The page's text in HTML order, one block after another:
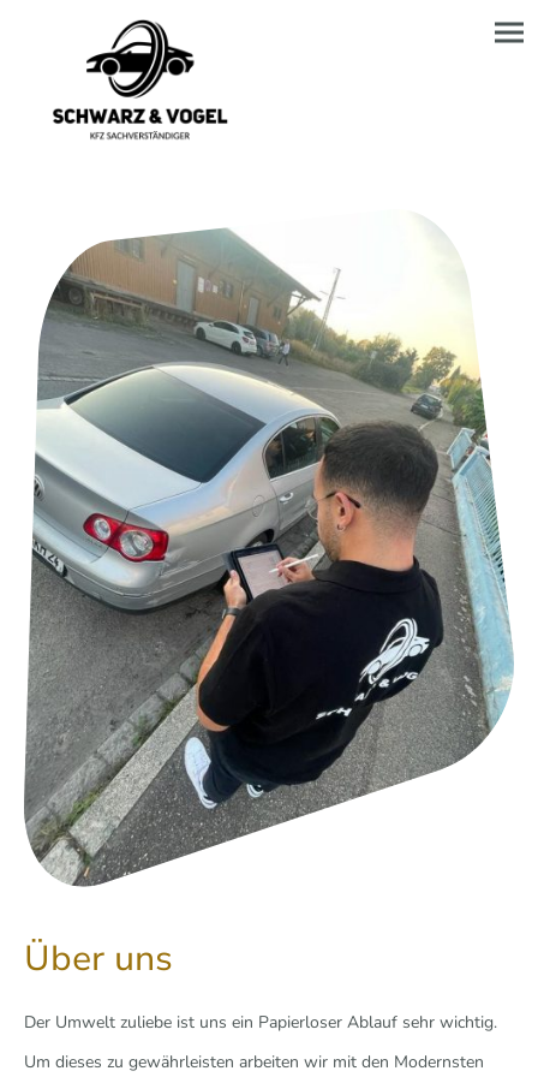
Über uns
Der Umwelt zuliebe ist uns ein Papierloser Ablauf sehr wichtig.
Um dieses zu gewährleisten arbeiten wir mit den Modernsten